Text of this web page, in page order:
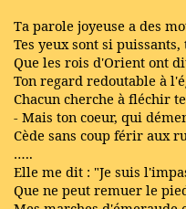
Ta parole joyeuse a des
Tes yeux sont si
Que les rois d'Orient ont
Ton regard redoutable à
Chacun cherche à fléchir
- Mais ton coeur, qui
Cède sans coup férir aux
…..
Elle me dit : "Je suis
Que ne peut remuer le